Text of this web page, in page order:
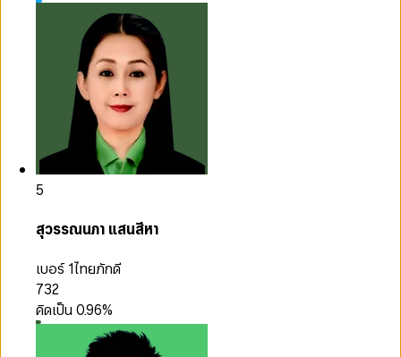
5
สุวรรณนภา แสนสีหา
เบอร์ 1ไทยภักดี
732
คิดเป็น0.96%